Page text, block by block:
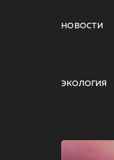
НОВОСТИ
ЭКОЛОГИЯ